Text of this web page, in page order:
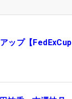
ップ【FedExCup